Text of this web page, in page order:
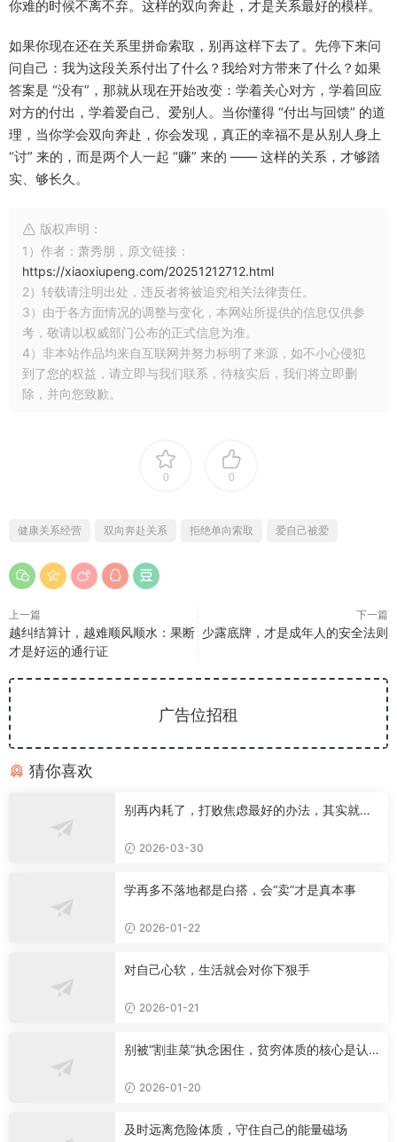
你难的时候不离不弃。这样的双向奔赴，才是关系最好的模样。​
如果你现在还在关系里拼命索取，别再这样下去了。先停下来问
问自己：我为这段关系付出了什么？我给对方带来了什么？如果
答案是 “没有”，那就从现在开始改变：学着关心对方，学着回应
对方的付出，学着爱自己、爱别人。当你懂得 “付出与回馈” 的道
理，当你学会双向奔赴，你会发现，真正的幸福不是从别人身上
“讨” 来的，而是两个人一起 “赚” 来的 —— 这样的关系，才够踏
实、够长久。
版权声明：
1）作者：萧秀朋，原文链接：
https://xiaoxiupeng.com/20251212712.html
2）转载请注明出处，违反者将被追究相关法律责任。
3）由于各方面情况的调整与变化，本网站所提供的信息仅供参
考，敬请以权威部门公布的正式信息为准。
4）非本站作品均来自互联网并努力标明了来源，如不小心侵犯
到了您的权益，请立即与我们联系，待核实后，我们将立即删
除，并向您致歉。
0 0
健康关系经营 双向奔赴关系 拒绝单向索取 爱自己被爱
上一篇
越纠结算计，越难顺风顺水：果断
才是好运的通行证
下一篇
少露底牌，才是成年人的安全法则
广告位招租
猜你喜欢
别再内耗了，打败焦虑最好的办法，其实就这
2026-03-30
学再多不落地都是白搭，会“卖”才是真本事
2026-01-22
对自己心软，生活就会对你下狠手
2026-01-21
别被“割韭菜”执念困住，贫穷体质的核心是认
2026-01-20
及时远离危险体质，守住自己的能量磁场